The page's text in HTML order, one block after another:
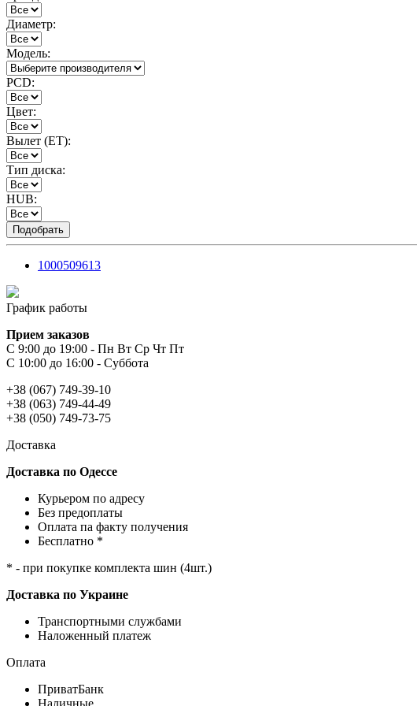
Диаметр:
Модель:
PCD:
Цвет:
Вылет (ET):
Тип диска:
HUB:
1000509613
График работы
Прием заказов
С 9:00 до 19:00 - Пн Вт Ср Чт Пт
С 10:00 до 16:00 - Суббота
+38 (067) 749-39-10
+38 (063) 749-44-49
+38 (050) 749-73-75
Доставка
Доставка по Одессе
Курьером по адресу
Без предоплаты
Оплата па факту получения
Бесплатно *
* - при покупке комплекта шин (4шт.)
Доставка по Украине
Транспортными службами
Наложенный платеж
Оплата
ПриватБанк
Наличные